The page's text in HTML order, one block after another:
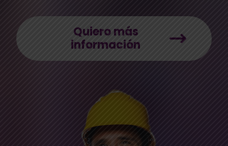
Quiero más
información